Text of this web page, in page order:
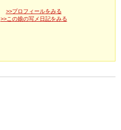
>>プロフィールをみる
>>この娘の写メ日記をみる